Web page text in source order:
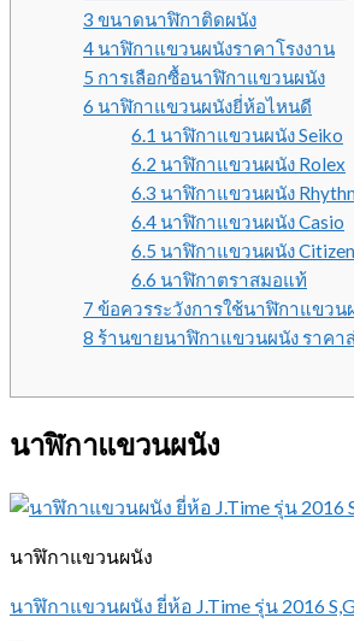
3 ขนาดนาฬิกาติดผนัง
4 นาฬิกาแขวนผนังราคาโรงงาน
5 การเลือกซื้อนาฬิกาแขวนผนัง
6 นาฬิกาแขวนผนังยี่ห้อไหนดี
6.1 นาฬิกาแขวนผนัง Seiko
6.2 นาฬิกาแขวนผนัง Rolex
6.3 นาฬิกาแขวนผนัง
6.4 นาฬิกาแขวนผนัง Casio
6.5 นาฬิกาแขวนผนัง Citizen
6.6 นาฬิกาตราสมอแท้
7 ข้อควรระวังการใช้นาฬิกาแขวน
8 ร้านขายนาฬิกาแขวนผนัง ราคา
นาฬิกาแขวนผนัง
นาฬิกาแขวนผนัง
นาฬิกาแขวนผนัง ยี่ห้อ J.Time รุ่น 2016